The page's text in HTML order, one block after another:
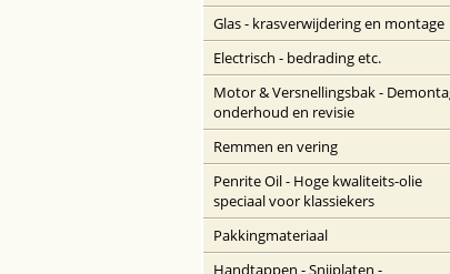
Glas - krasverwijdering en montage
Electrisch - bedrading etc.
Motor & Versnellingsbak -
onderhoud en revisie
Remmen en vering
Penrite Oil - Hoge kwaliteits-olie
speciaal voor klassiekers
Pakkingmateriaal
Handtappen - Snijplaten -